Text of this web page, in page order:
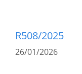
R508/2025
26/01/2026